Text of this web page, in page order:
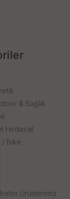
& Sağlık
Hırdavat
/ Bike
Ürünlerimiz